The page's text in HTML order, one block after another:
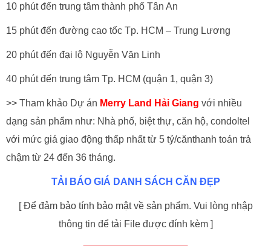
10 phút đến trung tâm thành phố Tân An
15 phút đến đường cao tốc Tp. HCM – Trung Lương
20 phút đến đại lộ Nguyễn Văn Linh
40 phút đến trung tâm Tp. HCM (quận 1, quận 3)
>> Tham khảo Dự án Merry Land Hải Giang với nhiều
dạng sản phẩm như: Nhà phố, biệt thự, căn hộ, condoltel
với mức giá giao động thấp nhất từ 5 tỷ/cănthanh toán trả
chậm từ 24 đến 36 tháng.
TẢI BÁO GIÁ DANH SÁCH CĂN ĐẸP
[ Để đảm bảo tính bảo mật về sản phẩm. Vui lòng nhập
thông tin để tải File được đính kèm ]